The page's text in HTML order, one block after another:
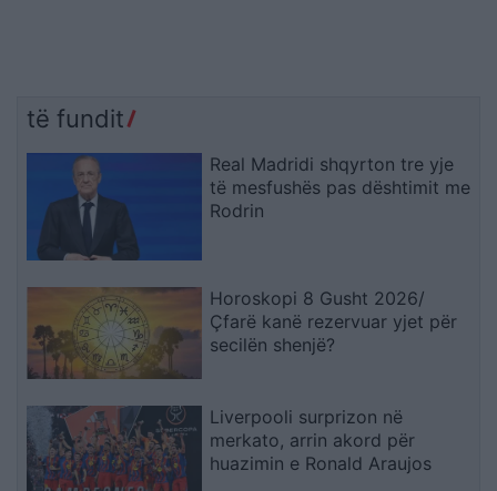
të fundit
Real Madridi shqyrton tre yje
të mesfushës pas dështimit me
Rodrin
Horoskopi 8 Gusht 2026/
Çfarë kanë rezervuar yjet për
secilën shenjë?
Liverpooli surprizon në
merkato, arrin akord për
huazimin e Ronald Araujos